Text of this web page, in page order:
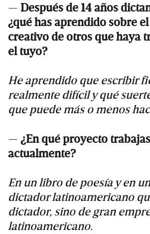
— Después de 14 años
¿qué has aprendido sobre
creativo de otros que haya
el tuyo?
He aprendido que escribir
realmente difícil y qué
que puede más o menos
— ¿En qué proyecto trabajas
actualmente?
En un libro de poesía y en
dictador latinoamericano
dictador, sino de gran
latinoamericano.